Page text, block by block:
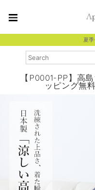
夏
【P0001-PP】高
ッピング無